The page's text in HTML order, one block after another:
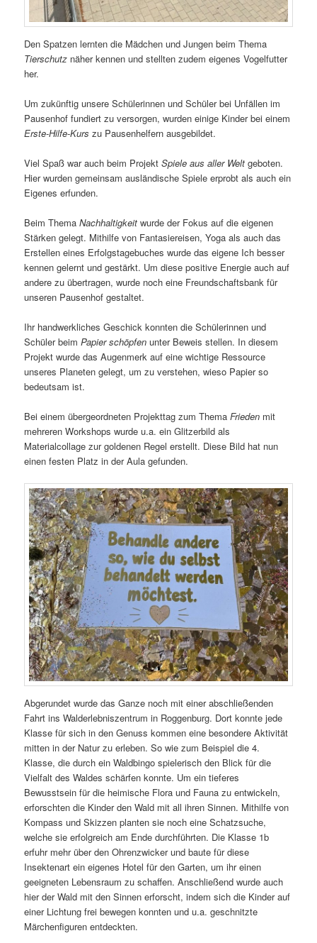
Den Spatzen lernten die Mädchen und Jungen beim Thema
Tierschutz näher kennen und stellten zudem eigenes Vogelfutter
her.
Um zukünftig unsere Schülerinnen und Schüler bei Unfällen im
Pausenhof fundiert zu versorgen, wurden einige Kinder bei einem
Erste-Hilfe-Kurs zu Pausenhelfern ausgebildet.
Viel Spaß war auch beim ProjektSpiele aus aller Welt geboten.
Hier wurden gemeinsam ausländische Spiele erprobt als auch ein
Eigenes erfunden.
Beim ThemaNachhaltigkeit wurde der Fokus auf die eigenen
Stärken gelegt. Mithilfe von Fantasiereisen, Yoga als auch das
Erstellen eines Erfolgstagebuches wurde das eigene Ich besser
kennen gelernt und gestärkt. Um diese positive Energie auch auf
andere zu übertragen, wurde noch eine Freundschaftsbank für
unseren Pausenhof gestaltet.
Ihr handwerkliches Geschick konnten die Schülerinnen und
Schüler beimPapier schöpfen unter Beweis stellen. In diesem
Projekt wurde das Augenmerk auf eine wichtige Ressource
unseres Planeten gelegt, um zu verstehen, wieso Papier so
bedeutsam ist.
Bei einem übergeordneten Projekttag zum ThemaFrieden mit
mehreren Workshops wurde u.a. ein Glitzerbild als
Materialcollage zur goldenen Regel erstellt. Diese Bild hat nun
einen festen Platz in der Aula gefunden.
Abgerundet wurde das Ganze noch mit einer abschließenden
Fahrt ins Walderlebniszentrum in Roggenburg. Dort konnte jede
Klasse für sich in den Genuss kommen eine besondere Aktivität
mitten in der Natur zu erleben. So wie zum Beispiel die 4.
Klasse, die durch ein Waldbingo spielerisch den Blick für die
Vielfalt des Waldes schärfen konnte. Um ein tieferes
Bewusstsein für die heimische Flora und Fauna zu entwickeln,
erforschten die Kinder den Wald mit all ihren Sinnen. Mithilfe von
Kompass und Skizzen planten sie noch eine Schatzsuche,
welche sie erfolgreich am Ende durchführten. Die Klasse 1b
erfuhr mehr über den Ohrenzwicker und baute für diese
Insektenart ein eigenes Hotel für den Garten, um ihr einen
geeigneten Lebensraum zu schaffen. Anschließend wurde auch
hier der Wald mit den Sinnen erforscht, indem sich die Kinder auf
einer Lichtung frei bewegen konnten und u.a. geschnitzte
Märchenfiguren entdeckten.